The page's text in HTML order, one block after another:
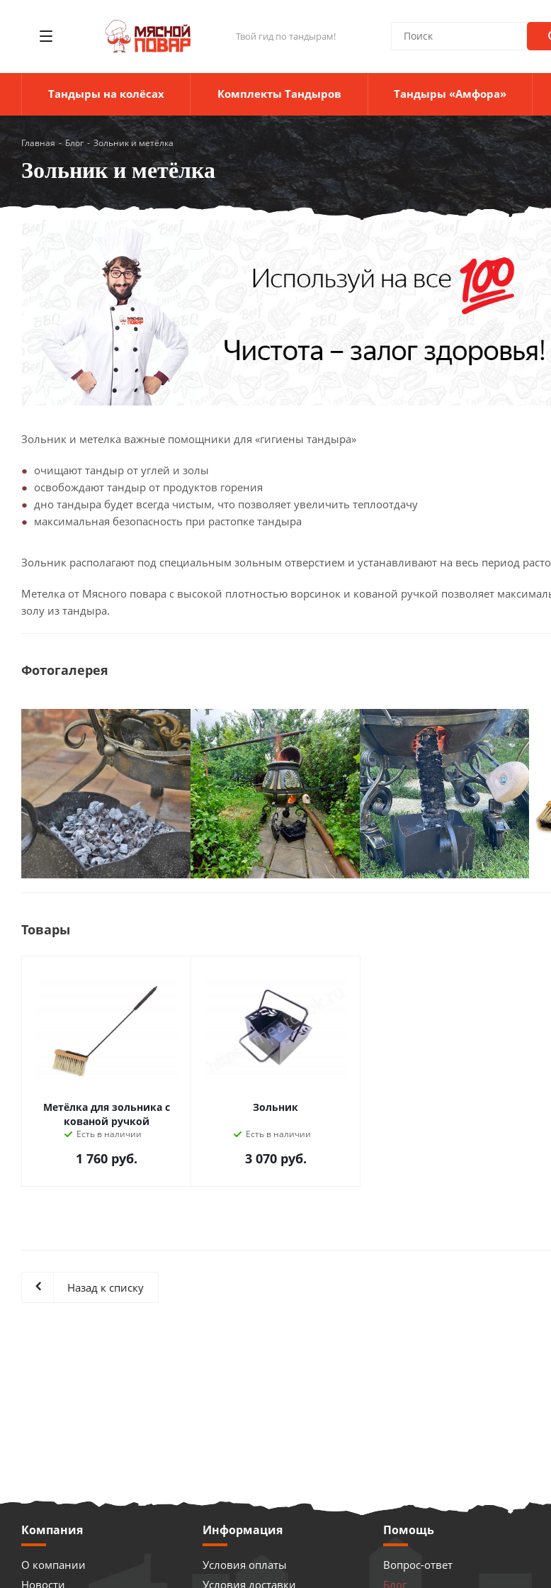
Твой гид по тандырам!
Тандыры на колёсах Комплекты Тандыров Тандыры «Амфора»
Главная - Блог - Зольник и метёлка
Зольник и метёлка
Зольник и метелка важные помощники для «гигиены тандыра»
очищают тандыр от углей и золы
освобождают тандыр от продуктов горения
дно тандыра будет всегда чистым, что позволяет увеличить теплоотдачу
максимальная безопасность при растопке тандыра
Зольник располагают под специальным зольным отверстием и устанавливают на весь период
Метелка от Мясного повара с высокой плотностью ворсинок и кованой ручкой позволяет
золу из тандыра.
Фотогалерея
Товары
Метёлка для зольника с
кованой ручкой
Есть в наличии
1 760руб.
Зольник
Есть в наличии
3 070руб.
Назад к списку
Компания
О компании
Новости
Информация
Условия оплаты
Условия доставки
Помощь
Вопрос-ответ
Блог